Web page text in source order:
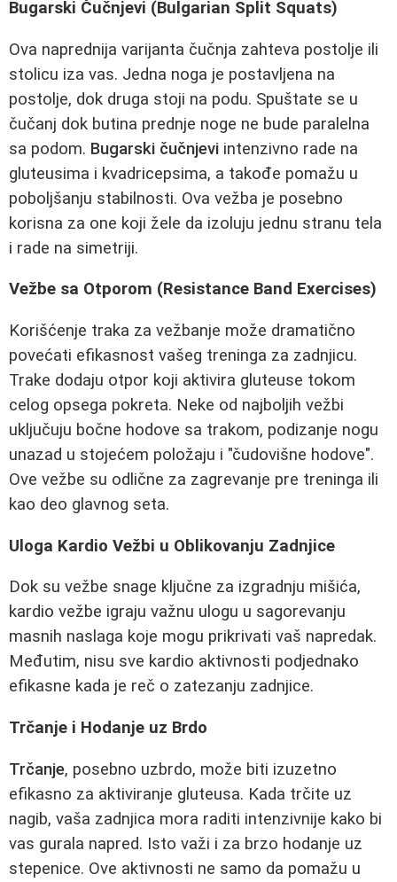
Bugarski Čučnjevi (Bulgarian Split Squats)
Ova naprednija varijanta čučnja zahteva postolje ili
stolicu iza vas. Jedna noga je postavljena na
postolje, dok druga stoji na podu. Spuštate se u
čučanj dok butina prednje noge ne bude paralelna
sa podom. Bugarski čučnjevi intenzivno rade na
gluteusima i kvadricepsima, a takođe pomažu u
poboljšanju stabilnosti. Ova vežba je posebno
korisna za one koji žele da izoluju jednu stranu tela
i rade na simetriji.
Vežbe sa Otporom (Resistance Band Exercises)
Korišćenje traka za vežbanje može dramatično
povećati efikasnost vašeg treninga za zadnjicu.
Trake dodaju otpor koji aktivira gluteuse tokom
celog opsega pokreta. Neke od najboljih vežbi
uključuju bočne hodove sa trakom, podizanje nogu
unazad u stojećem položaju i "čudovišne hodove".
Ove vežbe su odlične za zagrevanje pre treninga ili
kao deo glavnog seta.
Uloga Kardio Vežbi u Oblikovanju Zadnjice
Dok su vežbe snage ključne za izgradnju mišića,
kardio vežbe igraju važnu ulogu u sagorevanju
masnih naslaga koje mogu prikrivati vaš napredak.
Međutim, nisu sve kardio aktivnosti podjednako
efikasne kada je reč o zatezanju zadnjice.
Trčanje i Hodanje uz Brdo
Trčanje, posebno uzbrdo, može biti izuzetno
efikasno za aktiviranje gluteusa. Kada trčite uz
nagib, vaša zadnjica mora raditi intenzivnije kako bi
vas gurala napred. Isto važi i za brzo hodanje uz
stepenice. Ove aktivnosti ne samo da pomažu u